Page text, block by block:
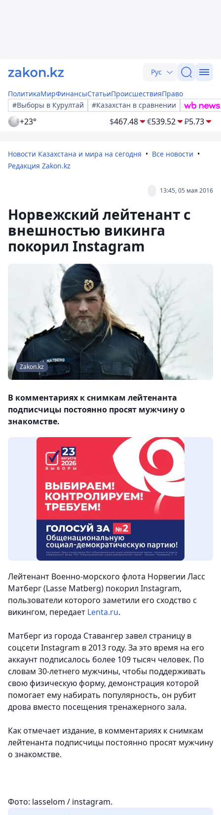
Рус
ПолитикаМирФинансыСтатьиПроисшествияПраво
#Выборы в Курултай
#Казахстан в сравнении
+23° $467.48 €539.52 ₽5.73
Новости Казахстана и мира на сегодня
Все новости
Редакция Zakon.kz
13:45, 05 мая 2016
Норвежский лейтенант с
внешностью викинга
покорил Instagram
Zakon.kz
В комментариях к снимкам лейтенанта
подписчицы постоянно просят мужчину о
знакомстве.
Лейтенант Военно-морского флота Норвегии Ласс
Матберг (Lasse Matberg) покорил Instagram,
пользователи которого заметили его сходство с
викингом, передает Lenta.ru.
Матберг из города Ставангер завел страницу в
соцсети Instagram в 2013 году. За это время на его
аккаунт подписалось более 109 тысяч человек. По
словам 30-летнего мужчины, чтобы поддерживать
свою физическую форму, демонстрация которой
помогает ему набирать популярность, он рубит
дрова вместо посещения тренажерного зала.
Как отмечает издание, в комментариях к снимкам
лейтенанта подписчицы постоянно просят мужчину
о знакомстве.
Фото: lasselom / instagram.